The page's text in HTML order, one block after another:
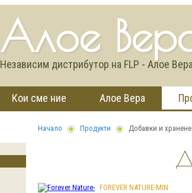
Алое
Независим дистрибутор на FLP - Алое
Кои сме ние Алое Вера
Начало Продукти Добавки и хранене
FOREVER NATURE-MIN